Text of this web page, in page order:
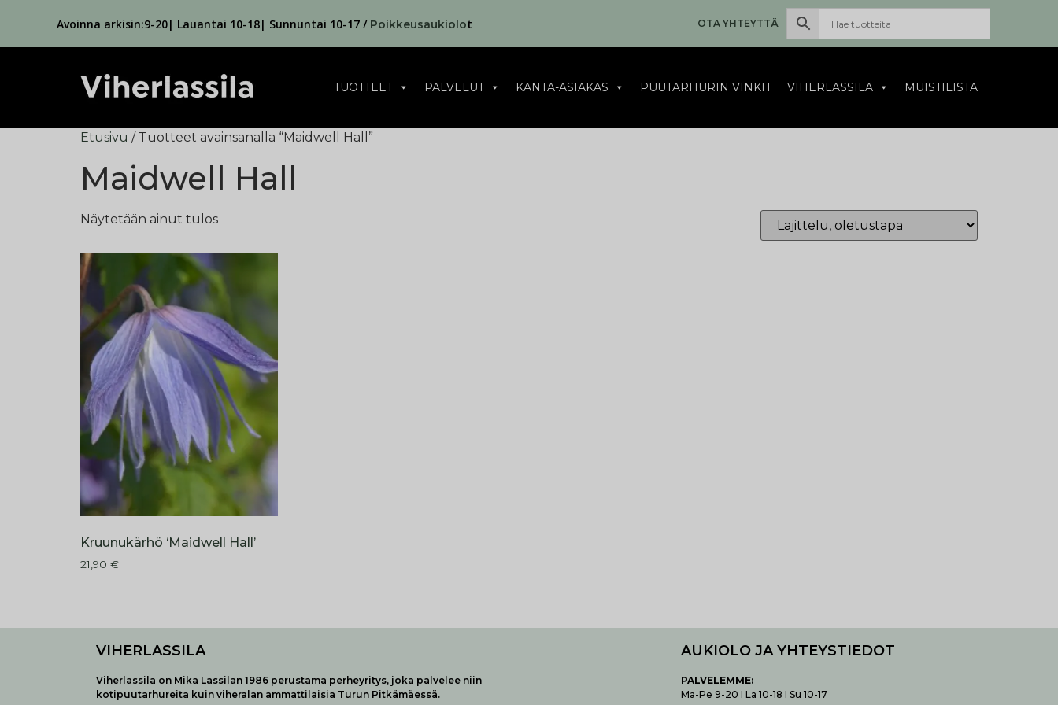
Avoinna arkisin:9-20| Lauantai 10-18| Sunnuntai 10-17 / Poikkeusaukiolot OTA YHTEYTTÄ
TUOTTEET PALVELUT KANTA-ASIAKAS PUUTARHURIN VINKIT VIHERLASSILA MUISTILISTA
Etusivu / Tuotteet avainsanalla “Maidwell Hall”
Maidwell Hall
Näytetään ainut tulos
Kruunukärhö ‘Maidwell Hall’
21,90 €
VIHERLASSILA
Viherlassila on Mika Lassilan 1986 perustama perheyritys, joka palvelee niin
kotipuutarhureita kuin viheralan ammattilaisia Turun Pitkämäessä.
AUKIOLO JA YHTEYSTIEDOT
PALVELEMME:
Ma-Pe 9-20 I La 10-18 I Su 10-17